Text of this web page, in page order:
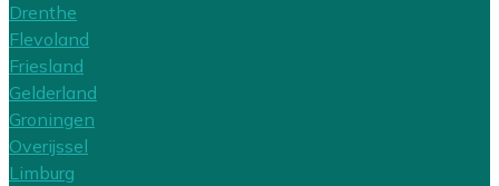
Drenthe
Flevoland
Friesland
Gelderland
Groningen
Overijssel
Limburg